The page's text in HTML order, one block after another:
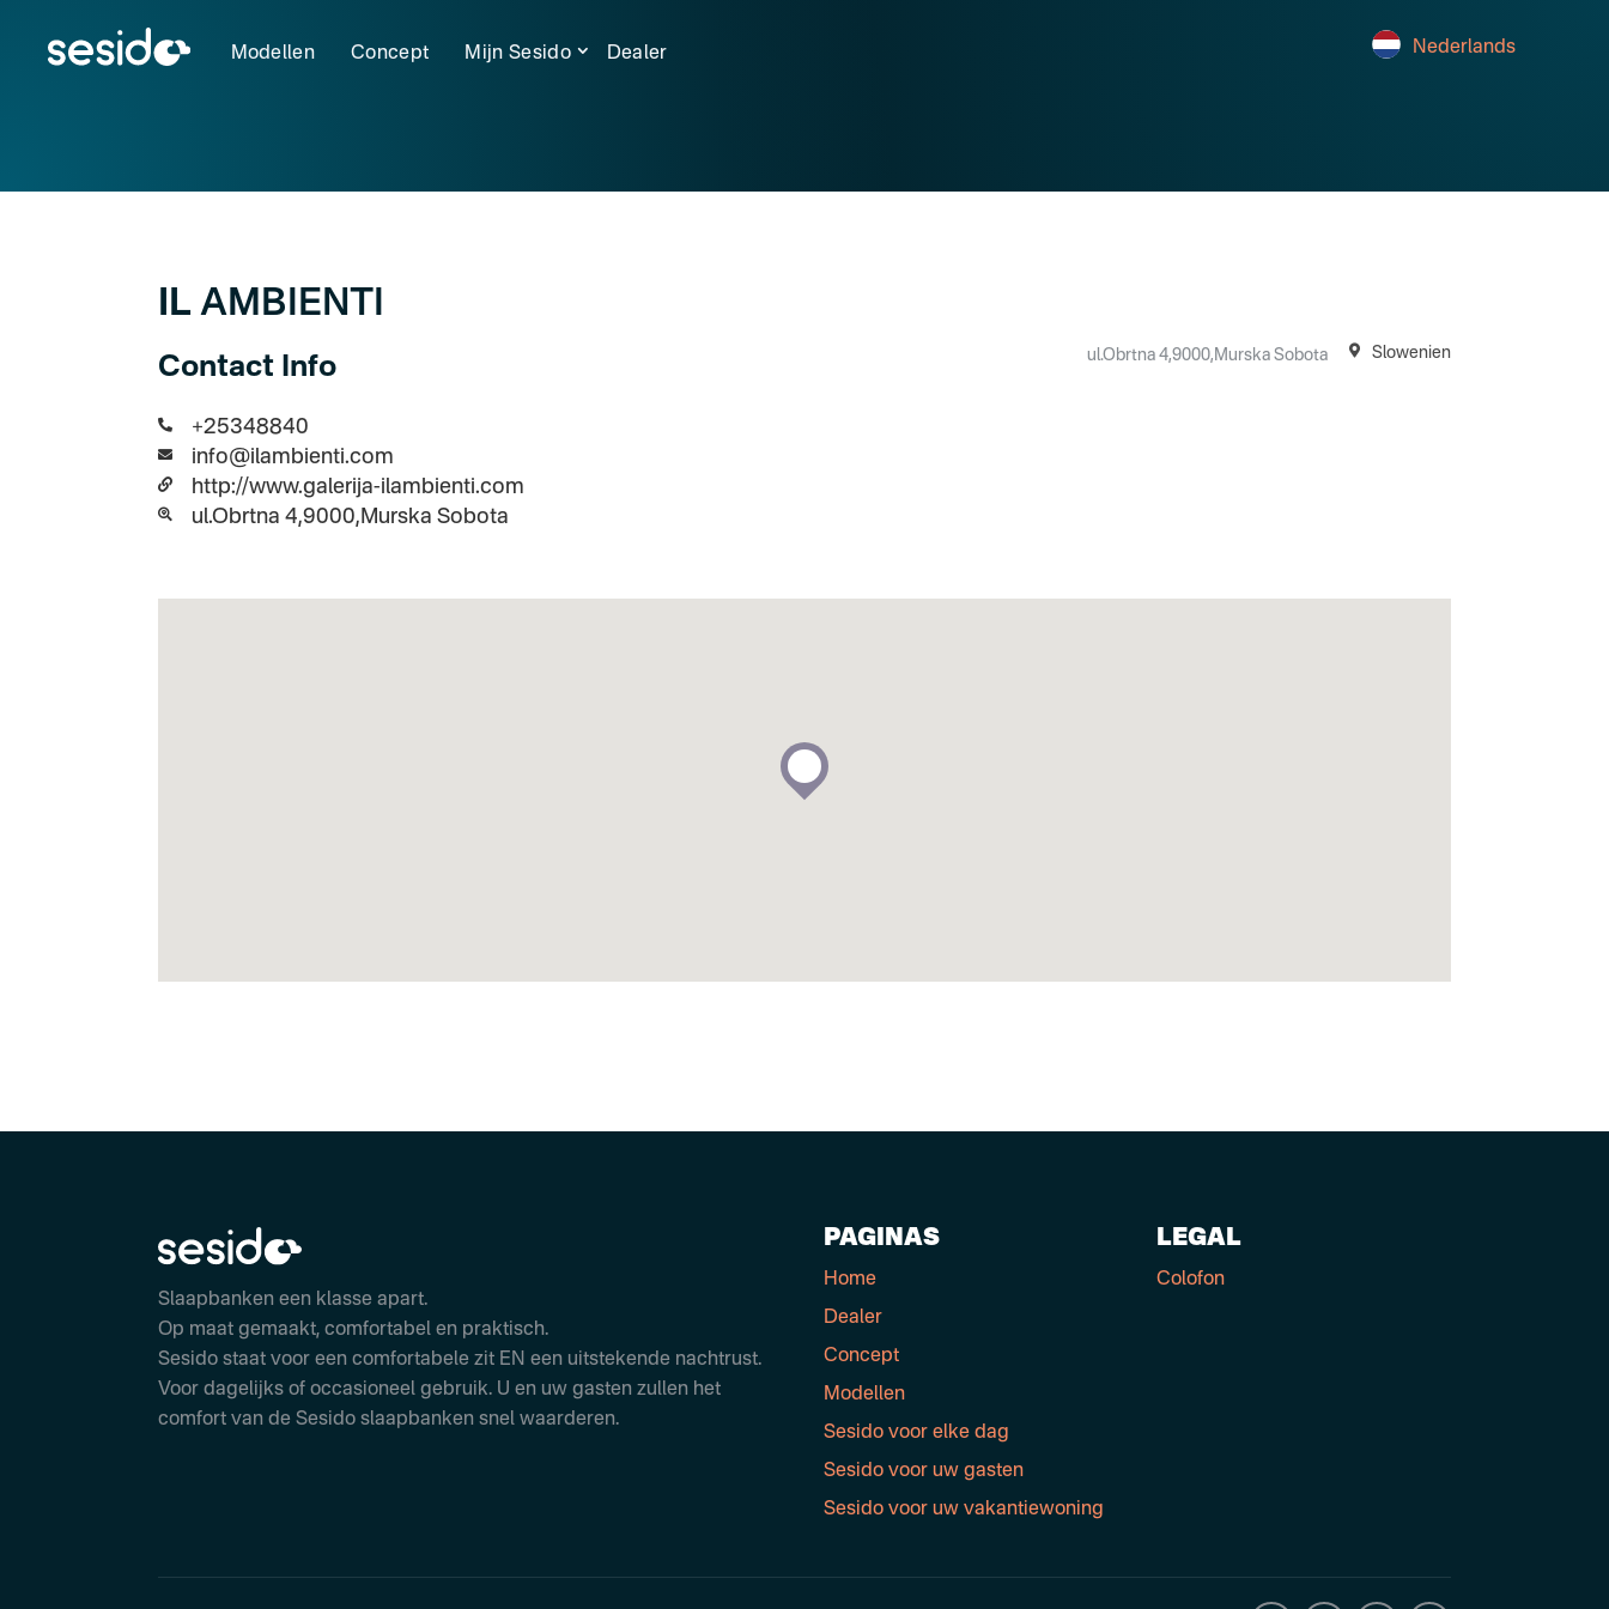
Modellen Concept Mijn Sesido Dealer Nederlands
IL AMBIENTI
Contact Info
+25348840
info@ilambienti.com
http://www.galerija-ilambienti.com
ul.Obrtna 4,9000,Murska Sobota
Slowenien
ul.Obrtna 4,9000,Murska Sobota
Slaapbanken een klasse apart.
Op maat gemaakt, comfortabel en praktisch.
Sesido staat voor een comfortabele zit EN een uitstekende nachtrust.
Voor dagelijks of occasioneel gebruik. U en uw gasten zullen het
comfort van de Sesido slaapbanken snel waarderen.
PAGINAS
Home
Dealer
Concept
Modellen
Sesido voor elke dag
Sesido voor uw gasten
Sesido voor uw vakantiewoning
LEGAL
Colofon